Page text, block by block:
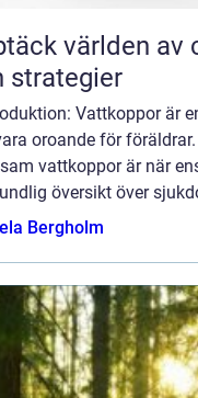
världen av
strategier
Vattkoppor är
oroande för
vattkoppor är när
översikt över
Bergholm